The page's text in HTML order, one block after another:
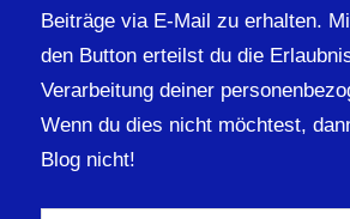
Beiträge via E-Mail zu erhalten.
den Button erteilst du die
Verarbeitung deiner
Wenn du dies nicht möchtest,
Blog nicht!